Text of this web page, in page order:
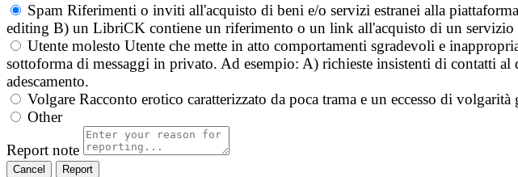
Spam Riferimenti o inviti all'acquisto di beni e/o servizi estranei alla
editing B) un LibriCK contiene un riferimento o un link all'acquisto di un servizio
Utente molesto Utente che mette in atto comportamenti sgradevoli e
sottoforma di messaggi in privato. Ad esempio: A) richieste insistenti di contatti
adescamento.
Volgare Racconto erotico caratterizzato da poca trama e un eccesso di
Other
Report note
Report